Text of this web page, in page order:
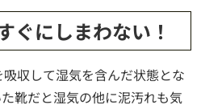
ぐにしまわない！
収して湿気を含んだ状態とな
靴だと湿気の他に泥汚れも気